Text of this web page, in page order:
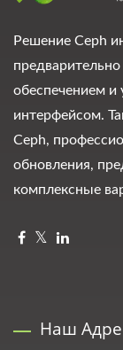
Решение Ceph
обеспечением и
интерфейсом.
Ceph,
обновления,
комплексные
Наш